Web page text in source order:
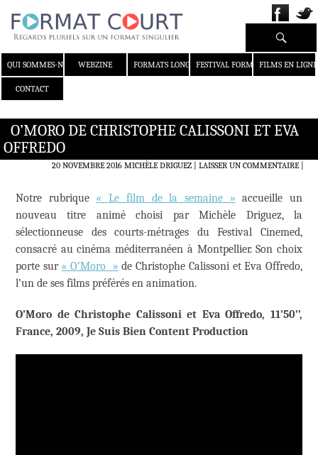
QUI SOMMES-NOUS ?WEBZINE FORMATS LONGS FESTIVAL FORMAT COURT
FILMS EN LIGNE
CONTACT
Recherche
O’MORO DE CHRISTOPHE CALISSONI ET EVA
OFFREDO
20 NOVEMBRE 2016 MICHÈLE DRIGUEZ LAISSER UN COMMENTAIRE|
Notre rubrique « Le film de la semaine » accueille un
nouveau titre animé choisi par Michèle Driguez, la
sélectionneuse des courts-métrages du Festival Cinemed,
consacré au cinéma méditerranéen à Montpellier. Son choix
porte sur « O’Moro » de Christophe Calissoni et Eva Offredo,
l’un de ses films préférés en animation.
O’Moro de Christophe Calissoni et Eva Offredo, 11’50’’,
France, 2009, Je Suis Bien Content Production